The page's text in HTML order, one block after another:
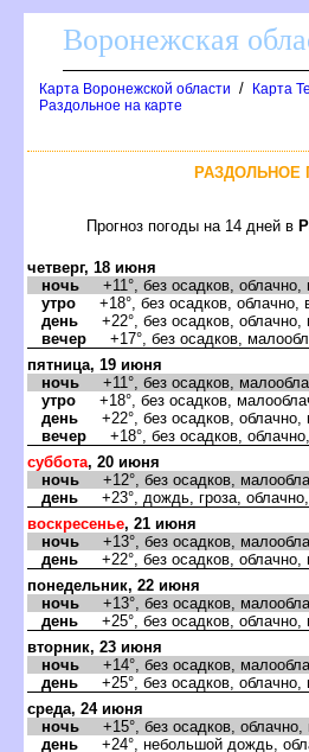
оронежская
Карта Воронежской области /
Карта
Раздольное на карте
РАЗДОЛЬНОЕ
Прогноз погоды на 14 дней
четверг, 18 июня
ночь +11°, без осадков,
утро +18°, без осадков, облачно,
день +22°, без осадков,
ечер +17°, без осадков,
пятница, 19 июня
ночь +11°, без осадков,
утро +18°, без осадков,
день +22°, без осадков, облачно,
ечер +18°, без осадков,
суббота, 20 июня
ночь +12°, без осадков,
день +23°, дождь, гроза,
оскресенье, 21 июня
ночь +13°, без осадков,
день +22°, без осадков, облачно,
понедельник, 22 июня
ночь +13°, без осадков,
день +25°, без осадков, облачно,
торник, 23 июня
ночь +14°, без осадков,
день +25°, без осадков, облачно,
среда, 24 июня
ночь +15°, без осадков, облачно,
день +24°, небольшой дождь,